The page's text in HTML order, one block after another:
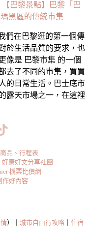
【巴黎景點】巴黎「巴
瑪黑區的傳統市集
們在巴黎逛的第一個傳
於生活品質的要求，也
像是 巴黎市集 的一個
去了不同的市集，買買
的日常生活。巴士底市
露天市場之一，在這裡
品、行程表
好康好文分享社團
機票比價網
作好內容
）｜ 城市自由行攻略
住宿